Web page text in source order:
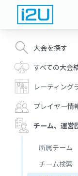
大会を探す
すべての大会
レーティング
プレイヤー情
チーム、運営
所属チーム
チーム検索